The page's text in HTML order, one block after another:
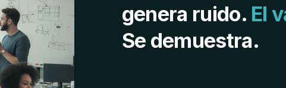
genera ruido. El
Se demuestra.